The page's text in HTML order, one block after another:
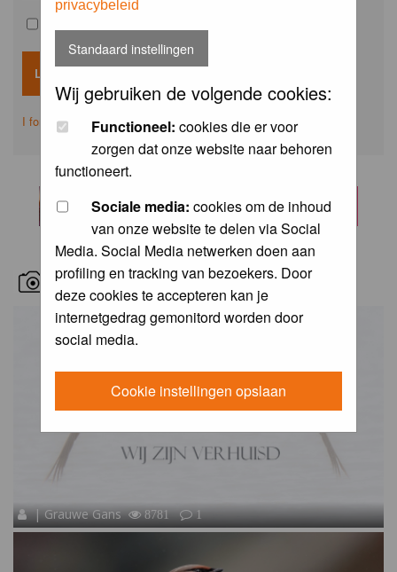
privacybeleid
Standaard instellingen
Wij gebruiken de volgende cookies:
Functioneel: cookies die er voor
zorgen dat onze website naar behoren
functioneert.
Sociale media: cookies om de inhoud
van onze website te delen via Social
Media. Social Media netwerken doen aan
profiling en tracking van bezoekers. Door
deze cookies te accepteren kan je
internetgedrag gemonitord worden door
social media.
Cookie instellingen opslaan
I forgot my password
RECENT BIRD PICS
| Grauwe Gans 8781 1